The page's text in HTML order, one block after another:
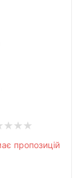
пропозицій